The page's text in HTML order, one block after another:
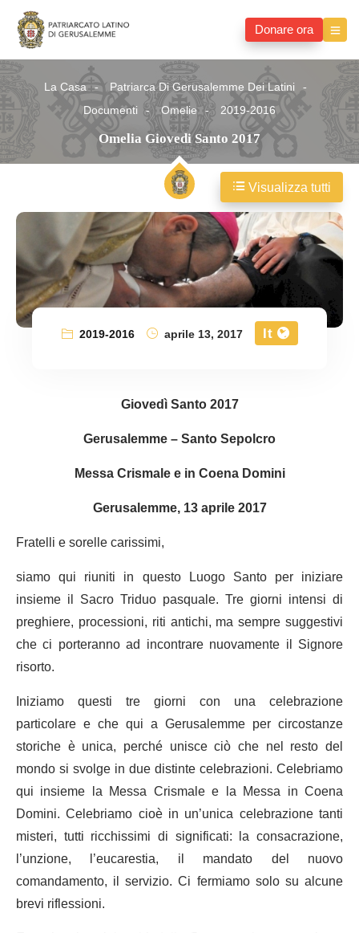
Donare ora
La Casa
Patriarca Di Gerusalemme Dei Latini
Documenti
Omelie 2019-2016
Omelia Giovedi Santo 2017
2019-2016 aprile 13, 2017 It
Giovedì Santo 2017
Gerusalemme – Santo Sepolcro
Messa Crismale e in Coena Domini
Gerusalemme, 13 aprile 2017
Fratelli e sorelle carissimi,
siamo qui riuniti in questo Luogo Santo per iniziare
insieme il Sacro Triduo pasquale. Tre giorni intensi di
preghiere, processioni, riti antichi, ma sempre suggestivi
che ci porteranno ad incontrare nuovamente il Signore
risorto.
Iniziamo questi tre giorni con una celebrazione
particolare e che qui a Gerusalemme per circostanze
storiche è unica, perché unisce ciò che nel resto del
mondo si svolge in due distinte celebrazioni. Celebriamo
qui insieme la Messa Crismale e la Messa in Coena
Domini. Celebriamo cioè in un’unica celebrazione tanti
misteri, tutti ricchissimi di significati: la consacrazione,
l’unzione, l’eucarestia, il mandato del nuovo
comandamento, il servizio. Ci fermiamo solo su alcune
brevi riflessioni.
Visualizza tutti